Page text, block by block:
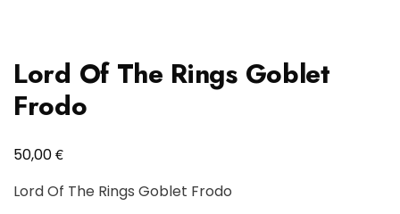
Lord Of The Rings Goblet
Frodo
50,00€
Lord Of The Rings Goblet Frodo